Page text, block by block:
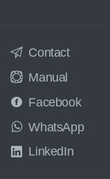
Contact
Manual
Facebook
WhatsApp
LinkedIn